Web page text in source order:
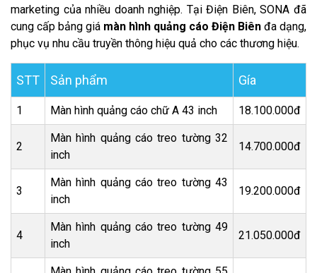
marketing của nhiều doanh nghiệp. Tại Điện Biên, SONA đã
cung cấp bảng giá màn hình quảng cáo Điện Biên đa dạng,
phục vụ nhu cầu truyền thông hiệu quả cho các thương hiệu.
STT Sản phẩm Gía
1 Màn hình quảng cáo chữ A 43 inch 18.100.000đ
2
Màn hình quảng cáo treo tường 32
inch
14.700.000đ
3
Màn hình quảng cáo treo tường 43
inch
19.200.000đ
4
Màn hình quảng cáo treo tường 49
inch
21.050.000đ